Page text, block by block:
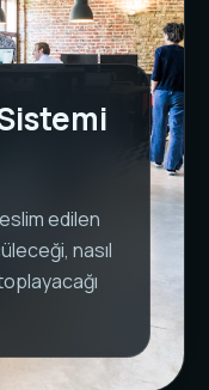
edilen
nasıl